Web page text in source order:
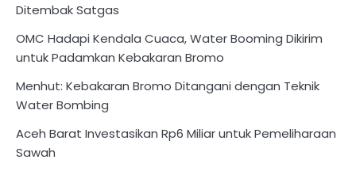
Ditembak Satgas
OMC Hadapi Kendala Cuaca, Water Booming Dikirim
untuk Padamkan Kebakaran Bromo
Menhut: Kebakaran Bromo Ditangani dengan Teknik
Water Bombing
Aceh Barat Investasikan Rp6 Miliar untuk Pemeliharaan
Sawah